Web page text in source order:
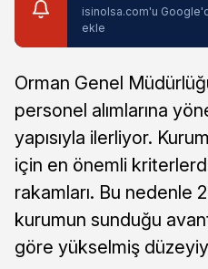
isinolsa.com'u
ekle
Orman Genel
personel alımlarına
yapısıyla ilerliyor.
için en önemli
rakamları. Bu nedenle
kurumun sunduğu
göre yükselmiş